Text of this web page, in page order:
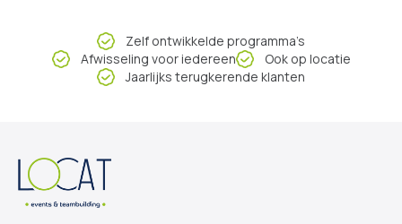
Zelf ontwikkelde programma’s
Afwisseling voor iedereen
Ook op locatie
Jaarlijks terugkerende klanten